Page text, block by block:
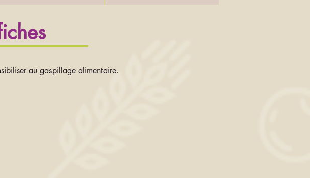
au gaspillage alimentaire.